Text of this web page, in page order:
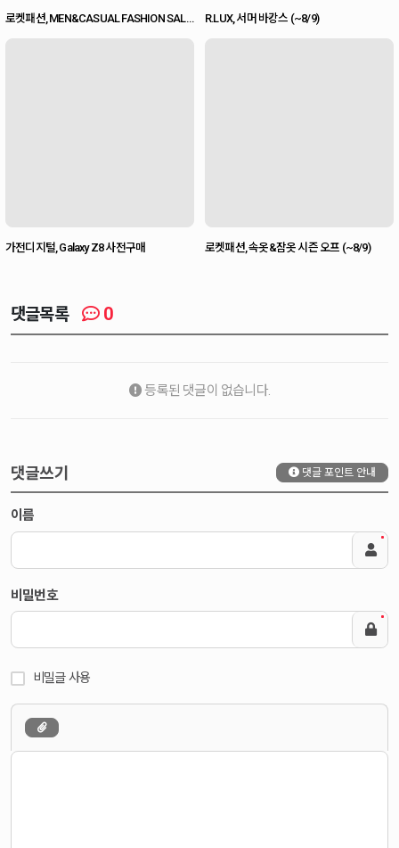
로켓패션, MEN&CASUAL FASHION SALE
R.LUX, 서머 바캉스 (~8/9)
가전디지털, Galaxy Z8 사전구매 로켓패션, 속옷&잠옷 시즌 오프 (~8/9)
댓글목록 0
등록된 댓글이 없습니다.
댓글쓰기 댓글 포인트 안내
이름
비밀번호
비밀글 사용